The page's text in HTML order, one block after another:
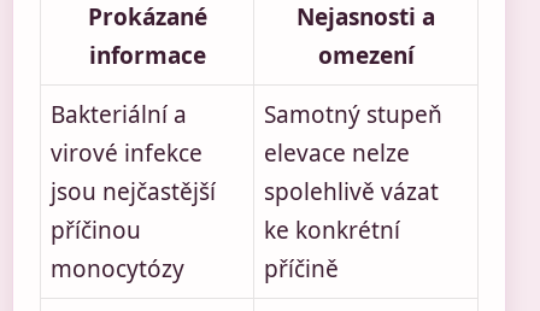
Prokázané
informace
Nejasnosti a
omezení
Bakteriální a
virové infekce
jsou nejčastější
příčinou
monocytózy
Samotný stupeň
elevace nelze
spolehlivě vázat
ke konkrétní
příčině